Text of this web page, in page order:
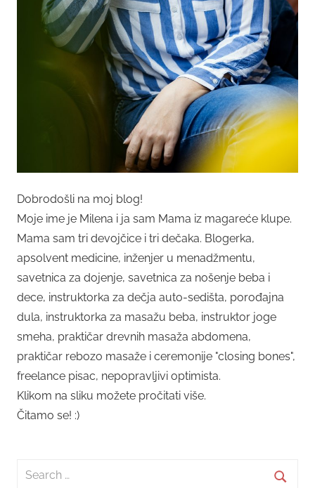
Dobrodošli na moj blog!
Moje ime je Milena i ja sam Mama iz magareće klupe.
Mama sam tri devojčice i tri dečaka. Blogerka,
apsolvent medicine, inženjer u menadžmentu,
savetnica za dojenje, savetnica za nošenje beba i
dece, instruktorka za dečja auto-sedišta, porođajna
dula, instruktorka za masažu beba, instruktor joge
smeha, praktičar drevnih masaža abdomena,
praktičar rebozo masaže i ceremonije "closing bones",
freelance pisac, nepopravljivi optimista.
Klikom na sliku možete pročitati više.
Čitamo se! :)
Search